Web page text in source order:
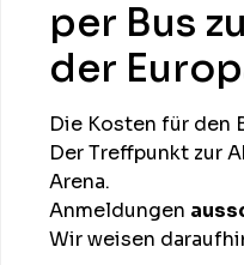
per Bus
der
Die Kosten für den
Der Treffpunkt zur
Arena.
Anmeldungen
Wir weisen